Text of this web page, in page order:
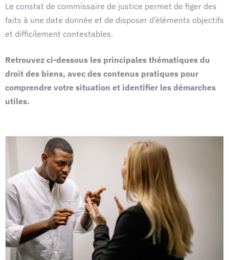
Le constat de commissaire de justice permet de figer des
faits à une date donnée et de disposer d’éléments objectifs
et difficilement contestables.
Retrouvez ci-dessous les principales thématiques du
droit des biens, avec des contenus pratiques pour
comprendre votre situation et identifier les démarches
utiles.